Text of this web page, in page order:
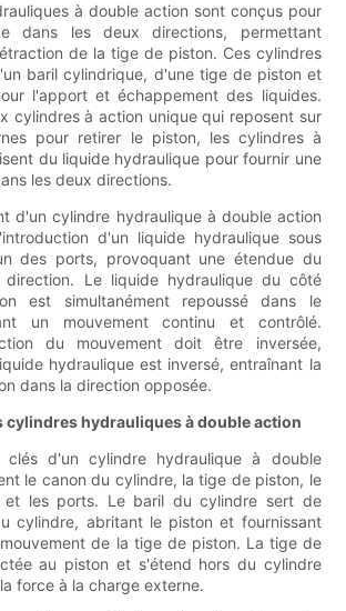
à double action sont conçus pour
dans les deux directions, permettant
de la tige de piston. Ces cylindres
baril cylindrique, d'une tige de piston et
l'apport et échappement des liquides.
cylindres à action unique qui reposent sur
pour retirer le piston, les cylindres à
du liquide hydraulique pour fournir une
les deux directions.
d'un cylindre hydraulique à double action
d'un liquide hydraulique sous
des ports, provoquant une étendue du
direction. Le liquide hydraulique du côté
est simultanément repoussé dans le
un mouvement continu et contrôlé.
du mouvement doit être inversée,
hydraulique est inversé, entraînant la
dans la direction opposée.
cylindres hydrauliques à double action
clés d'un cylindre hydraulique à double
le canon du cylindre, la tige de piston, le
et les ports. Le baril du cylindre sert de
cylindre, abritant le piston et fournissant
de la tige de piston. La tige de
au piston et s'étend hors du cylindre
force à la charge externe.